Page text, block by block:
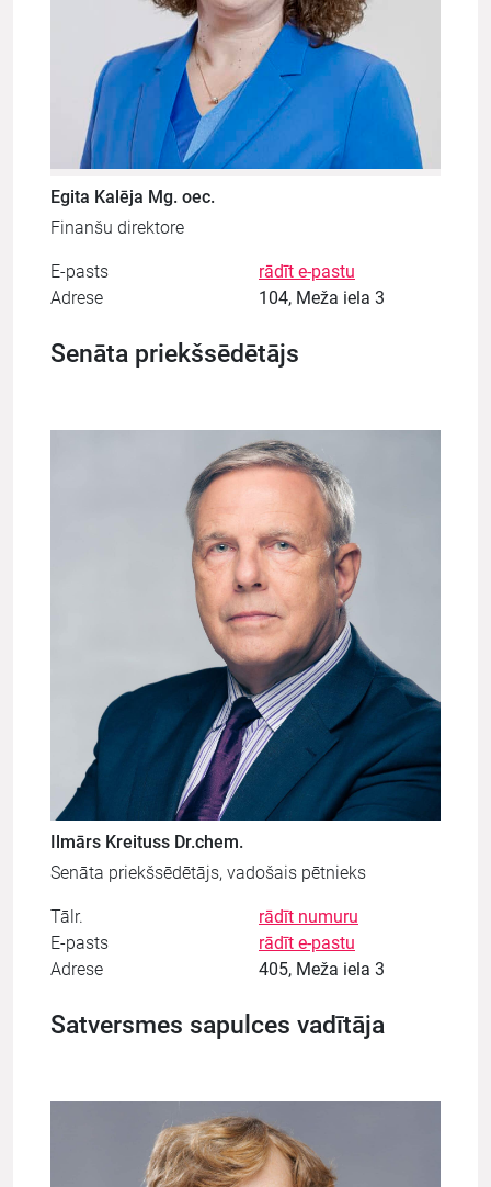
Egita Kalēja Mg. oec.
Finanšu direktore
E-pasts
rādīt e-pastu
Adrese
104, Meža iela 3
Senāta priekšsēdētājs
Ilmārs Kreituss Dr.chem.
Senāta priekšsēdētājs, vadošais pētnieks
Tālr.
rādīt numuru
E-pasts
rādīt e-pastu
Adrese
405, Meža iela 3
Satversmes sapulces vadītāja